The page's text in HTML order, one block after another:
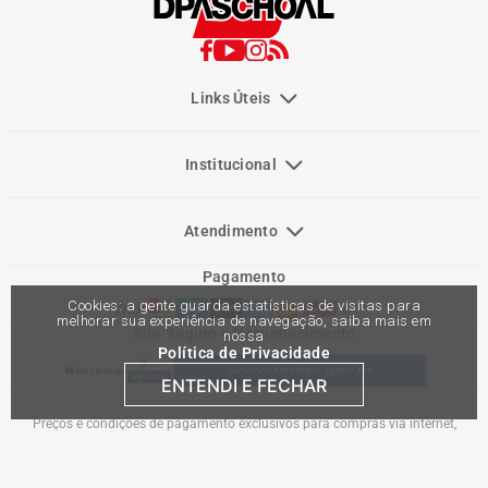
Cookies: a gente guarda estatísticas de visitas para
melhorar sua experiência de navegação, saiba mais em
nossa
Política de Privacidade
ENTENDI E FECHAR
Links Úteis
Institucional
Atendimento
Pagamento
Site Seguro e Reconhecimento
Preços e condições de pagamento exclusivos para compras via internet,